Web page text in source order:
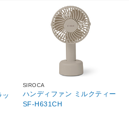
SIROCA
ハンディファン ミルクティー
SF-H631CH